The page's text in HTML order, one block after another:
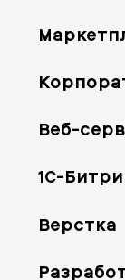
Веб-
1С-
Верстка